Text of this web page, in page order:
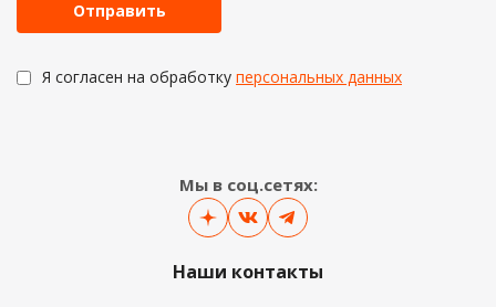
Я согласен на обработку персональных данных
Мы в соц.сетях:
Наши контакты